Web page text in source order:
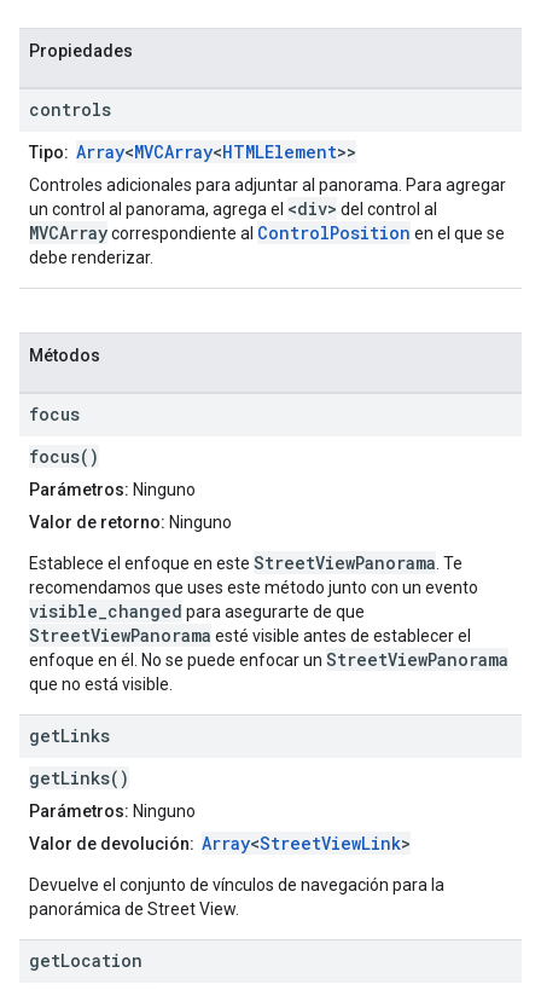
Propiedades
controls
Tipo: Array<MVCArray<HTMLElement>>
Controles adicionales para adjuntar al panorama. Para agregar
un control al panorama, agrega el <div> del control al
MVCArraycorrespondiente al ControlPosition en el que se
debe renderizar.
Métodos
focus
focus()
Parámetros: Ninguno
Valor de retorno: Ninguno
Establece el enfoque en este StreetViewPanorama . Te
recomendamos que uses este método junto con un evento
visible_changed para asegurarte de que
StreetViewPanorama esté visible antes de establecer el
enfoque en él. No se puede enfocar un StreetViewPanorama
que no está visible.
getLinks
getLinks()
Parámetros: Ninguno
Valor de devolución: Array<StreetViewLink>
Devuelve el conjunto de vínculos de navegación para la
panorámica de Street View.
getLocation